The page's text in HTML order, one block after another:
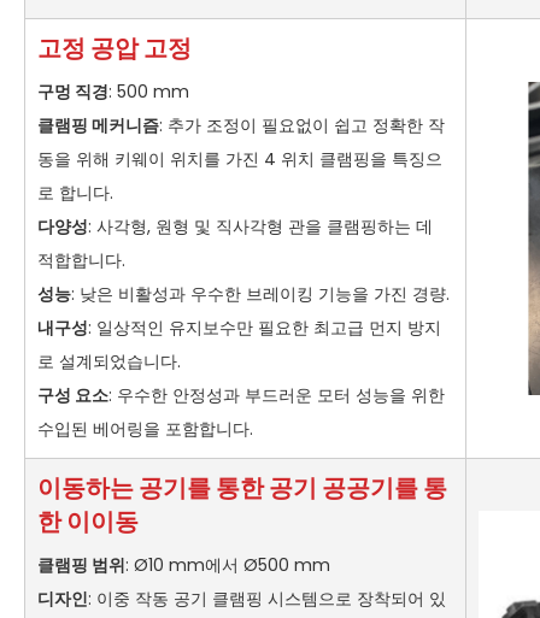
고정 공압 고정
구멍 직경: 500 mm
클램핑 메커니즘: 추가 조정이 필요없이 쉽고 정확한 작
동을 위해 키웨이 위치를 가진 4 위치 클램핑을 특징으
로 합니다.
다양성: 사각형, 원형 및 직사각형 관을 클램핑하는 데
적합합니다.
성능: 낮은 비활성과 우수한 브레이킹 기능을 가진 경량.
내구성: 일상적인 유지보수만 필요한 최고급 먼지 방지
로 설계되었습니다.
구성 요소: 우수한 안정성과 부드러운 모터 성능을 위한
수입된 베어링을 포함합니다.
이동하는 공기를 통한 공기 공공기를 통
한 이이동
클램핑 범위: Ø10 mm에서 Ø500 mm
디자인: 이중 작동 공기 클램핑 시스템으로 장착되어 있